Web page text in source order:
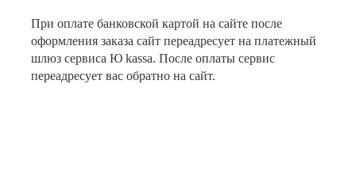
При оплате банковской картой на сайте после
оформления заказа сайт переадресует на платежный
шлюз сервиса Ю kassa. После оплаты сервис
переадресует вас обратно на сайт.